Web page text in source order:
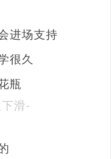
进场支持
很久
瓶
滑-